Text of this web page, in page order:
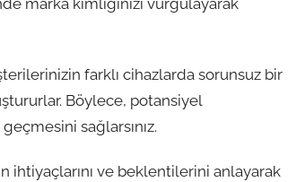
farklı cihazlarda sorunsuz bir
Böylece, potansiyel
sağlarsınız.
ihtiyaçlarını ve beklentilerini anlayarak